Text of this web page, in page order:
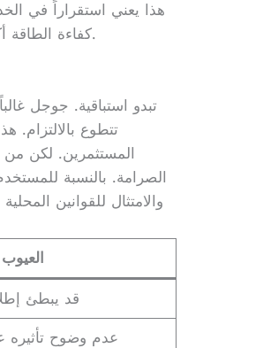
هذا يعني استقراراً في
كفاءة الطاقة أكثر، خاصة مع ارتفاع أسعار الكهرباء في بعض دول المنطقة.
المستثمرين. لكن من
الصرامة. بالنسبة
والامتثال للقوانين
العيوب
قد يبطئ
عدم وضوح تأثيره